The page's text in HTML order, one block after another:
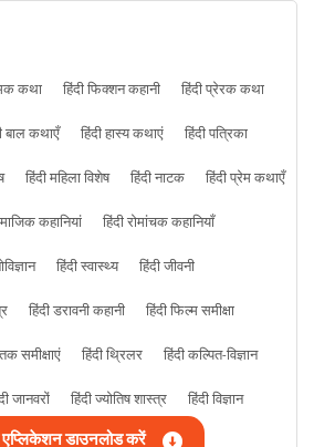
कथा हिंदी फिक्शन कहानी
हिंदी प्रेरक कथा
बाल कथाएँ हिंदी हास्य कथाएं
हिंदी पत्रिका
हिंदी महिला विशेष हिंदी नाटक
हिंदी प्रेम कथाएँ
कहानियां
हिंदी रोमांचक कहानियाँ
हिंदी स्वास्थ्य
हिंदी जीवनी
हिंदी डरावनी कहानी
हिंदी फिल्म समीक्षा
समीक्षाएं हिंदी थ्रिलर
हिंदी कल्पित-विज्ञान
जानवरों हिंदी ज्योतिष शास्त्र
हिंदी विज्ञान
डाउनलोड करें